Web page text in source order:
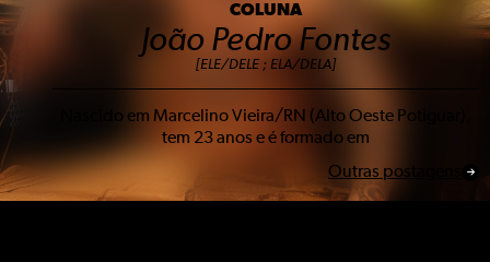
COLUNA
João Pedro Fontes
[ELE/DELE ; ELA/DELA]
Nascido em Marcelino Vieira/RN (Alto Oeste Potiguar),
tem 23 anos e é formado em
Outras postagens